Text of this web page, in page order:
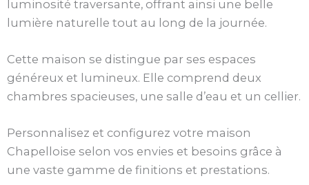
luminosité traversante, offrant ainsi une belle
lumière naturelle tout au long de la journée.
Cette maison se distingue par ses espaces
généreux et lumineux. Elle comprend deux
chambres spacieuses, une salle d’eau et un cellier.
Personnalisez et configurez votre maison
Chapelloise selon vos envies et besoins grâce à
une vaste gamme de finitions et prestations.